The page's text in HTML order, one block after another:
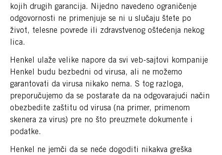
kojih drugih garancija. Nijedno navedeno ograničenje
odgovornosti ne primenjuje se ni u slučaju štete po
život, telesne povrede ili zdravstvenog oštećenja nekog
lica.
Henkel ulaže velike napore da svi veb-sajtovi kompanije
Henkel budu bezbedni od virusa, ali ne možemo
garantovati da virusa nikako nema. S tog razloga,
preporučujemo da se postarate da na odgovarajući način
obezbedite zaštitu od virusa (na primer, primenom
skenera za virus) pre no što preuzmete dokumente i
podatke.
Henkel ne jemči da se neće dogoditi nikakva greška